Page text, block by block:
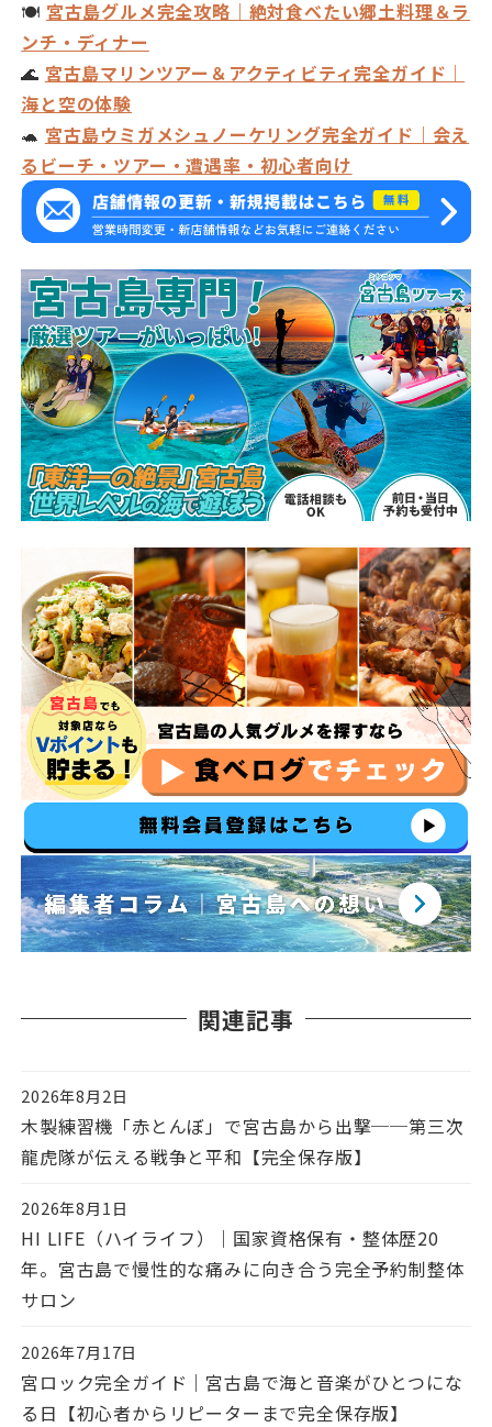
🍽 宮古島グルメ完全攻略｜絶対食べたい郷土料理＆ラ
ンチ・ディナー
🌊 宮古島マリンツアー＆アクティビティ完全ガイド｜
海と空の体験
🐢 宮古島ウミガメシュノーケリング完全ガイド｜会え
るビーチ・ツアー・遭遇率・初心者向け
関連記事
投稿日
2026年8月2日
木製練習機「赤とんぼ」で宮古島から出撃──第三次
龍虎隊が伝える戦争と平和【完全保存版】
投稿日
2026年8月1日
HI LIFE（ハイライフ）｜国家資格保有・整体歴20
年。宮古島で慢性的な痛みに向き合う完全予約制整体
サロン
投稿日
2026年7月17日
宮ロック完全ガイド｜宮古島で海と音楽がひとつにな
る日【初心者からリピーターまで完全保存版】